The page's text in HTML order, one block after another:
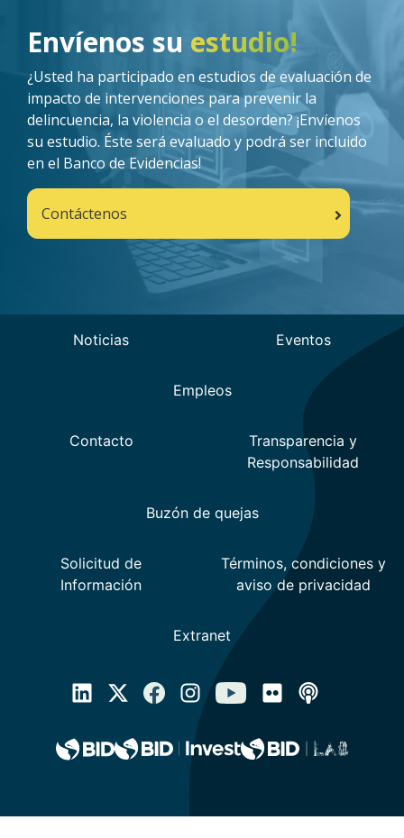
Envíenos su estudio!
¿Usted ha participado en estudios de evaluación de
impacto de intervenciones para prevenir la
delincuencia, la violencia o el desorden? ¡Envíenos
su estudio. Éste será evaluado y podrá ser incluido
en el Banco de Evidencias!
Contáctenos